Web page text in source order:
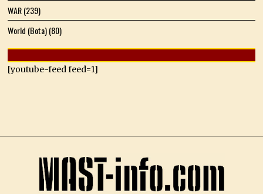
WAR(239)
World (Bota)(80)
[youtube-feed feed=1]